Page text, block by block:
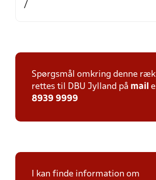
/
Spørgsmål omkring denne
rettes til DBU Jylland på mail
8939 9999
I kan finde information om